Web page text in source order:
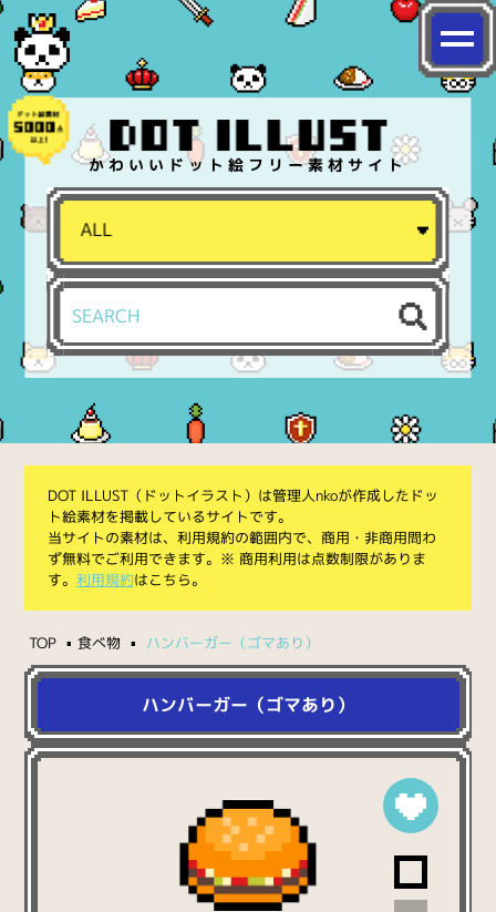
かわいいドット絵フリー素材サイト
DOT ILLUST（ドットイラスト）は管理人nkoが作成したドッ
ト絵素材を掲載しているサイトです。
当サイトの素材は、利用規約の範囲内で、商用・非商用問わ
ず無料でご利用できます。※ 商用利用は点数制限がありま
す。 利用規約はこちら。
TOP 食べ物 ハンバーガー（ゴマあり）
ハンバーガー（ゴマあり）